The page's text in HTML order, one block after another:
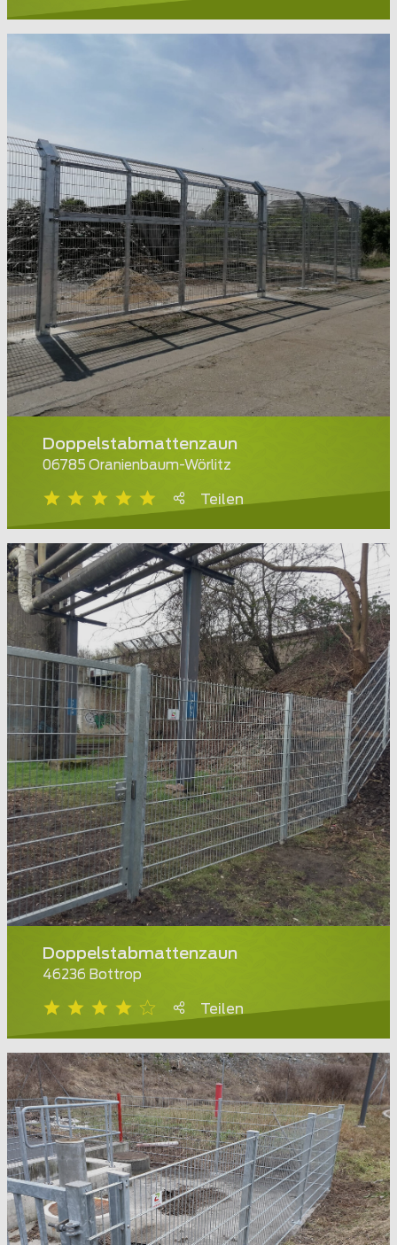
Doppelstabmattenzaun
06785 Oranienbaum-Wörlitz
Teilen
Doppelstabmattenzaun
46236 Bottrop
Teilen